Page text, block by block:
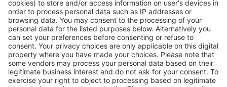
Ofertă adaptată aşteptărilor tale.
Planifică ȋn siguranţă
Rezervare fără griji cu opțiune gratuită de anulare.
Economiseşte mai mult